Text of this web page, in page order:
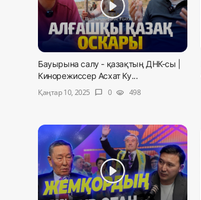
Бауырына салу - қазақтың ДНК-сы |
Кинорежиссер Асхат Ку...
Қаңтар 10, 2025
chat_bubble 0 visibility 498